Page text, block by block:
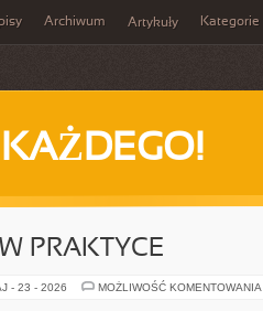
Archiwum Artykuły Kategorie
PRAKTYCE
- 23 - 2026 MOŻLIWOŚĆ KOMENTOWANIA